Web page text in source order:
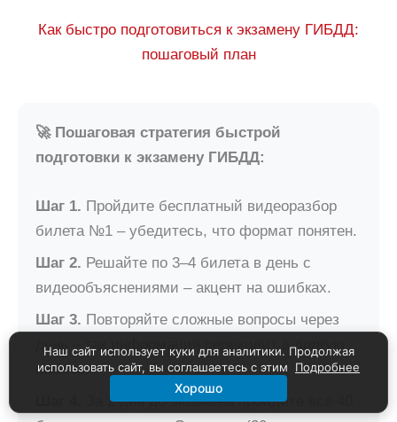
Как быстро подготовиться к экзамену ГИБДД:
пошаговый план
🚀 Пошаговая стратегия быстрой
подготовки к экзамену ГИБДД:
Шаг 1. Пройдите бесплатный видеоразбор
билета №1 – убедитесь, что формат понятен.
Шаг 2. Решайте по 3–4 билета в день с
видеообъяснениями – акцент на ошибках.
Шаг 3. Повторяйте сложные вопросы через
день – так информация переходит в долгую
память.
За 2 дня до экзамена пройдите все 40
Наш сайт использует куки для аналитики. Продолжая
использовать сайт, вы соглашаетесь с этим
Подробнее
Хорошо